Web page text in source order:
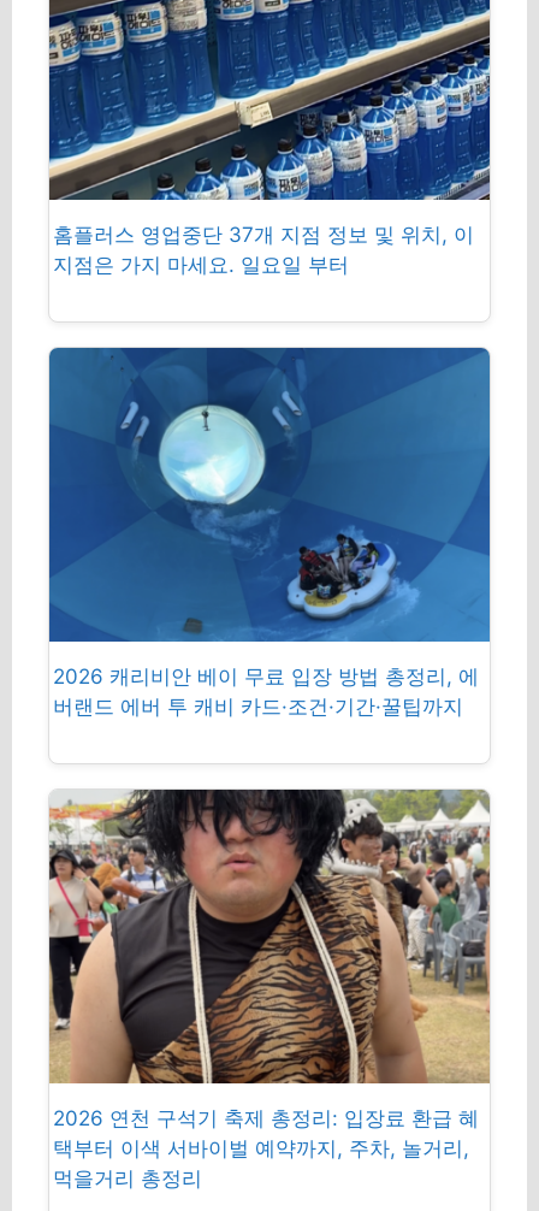
홈플러스 영업중단 37개 지점 정보 및 위치, 이
지점은 가지 마세요. 일요일 부터
2026 캐리비안 베이 무료 입장 방법 총정리, 에
버랜드 에버 투 캐비 카드·조건·기간·꿀팁까지
2026 연천 구석기 축제 총정리: 입장료 환급 혜
택부터 이색 서바이벌 예약까지, 주차, 놀거리,
먹을거리 총정리